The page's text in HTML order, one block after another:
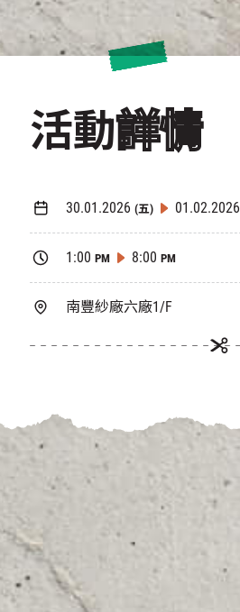
活動詳情
30.01.2026 (五) 01.02.2026
1:00 PM 8:00 PM
南豐紗廠六廠1/F